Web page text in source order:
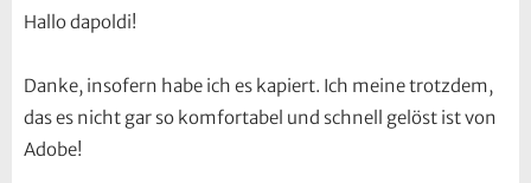
Hallo dapoldi!
Danke, insofern habe ich es kapiert. Ich meine trotzdem,
das es nicht gar so komfortabel und schnell gelöst ist von
Adobe!